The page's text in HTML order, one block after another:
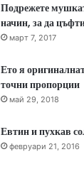
Подрежете
начин, за да
март 7, 2017
Ето я
точни пропорции
май 29, 2018
Евтин и пухкав
февруари 21, 2016